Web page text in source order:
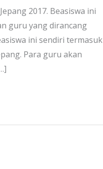
2017. Beasiswa ini
guru yang dirancang
ini sendiri termasuk
Para guru akan